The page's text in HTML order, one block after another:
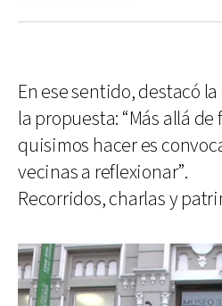
En ese sentido, destacó
la propuesta: “Más allá
quisimos hacer es
vecinas a reflexionar”.
Recorridos, charlas y